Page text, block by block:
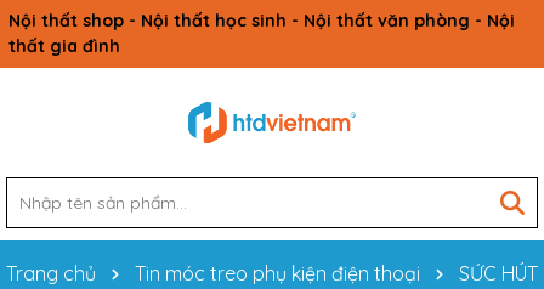
Nội thất shop - Nội thất học sinh - Nội thất văn phòng - Nội
thất gia đình
Trang chủ Tin móc treo phụ kiện điện thoại
SỨC HÚT